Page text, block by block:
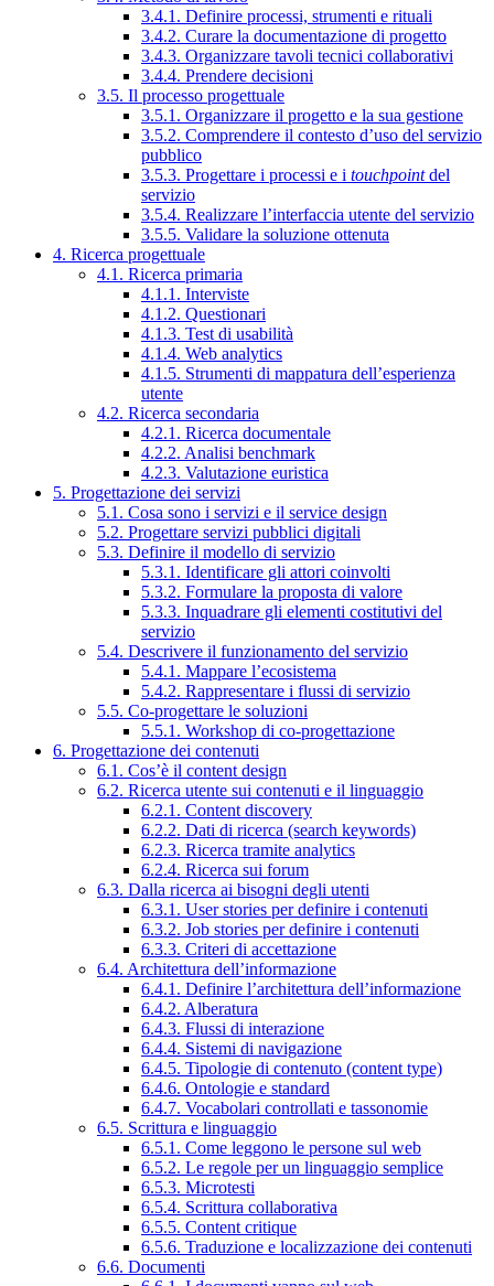
3.4.1. Definire processi, strumenti e rituali
3.4.2. Curare la documentazione di progetto
3.4.3. Organizzare tavoli tecnici collaborativi
3.4.4. Prendere decisioni
3.5. Il processo progettuale
3.5.1. Organizzare il progetto e la sua gestione
3.5.2. Comprendere il contesto d’uso del servizio
pubblico
3.5.3. Progettare i processi e i touchpointdel
servizio
3.5.4. Realizzare l’interfaccia utente del servizio
3.5.5. Validare la soluzione ottenuta
4. Ricerca progettuale
4.1. Ricerca primaria
4.1.1. Interviste
4.1.2. Questionari
4.1.3. Test di usabilità
4.1.4. Web analytics
4.1.5. Strumenti di mappatura dell’esperienza
utente
4.2. Ricerca secondaria
4.2.1. Ricerca documentale
4.2.2. Analisi benchmark
4.2.3. Valutazione euristica
5. Progettazione dei servizi
5.1. Cosa sono i servizi e il service design
5.2. Progettare servizi pubblici digitali
5.3. Definire il modello di servizio
5.3.1. Identificare gli attori coinvolti
5.3.2. Formulare la proposta di valore
5.3.3. Inquadrare gli elementi costitutivi del
servizio
5.4. Descrivere il funzionamento del servizio
5.4.1. Mappare l’ecosistema
5.4.2. Rappresentare i flussi di servizio
5.5. Co-progettare le soluzioni
5.5.1. Workshop di co-progettazione
6. Progettazione dei contenuti
6.1. Cos’è il content design
6.2. Ricerca utente sui contenuti e il linguaggio
6.2.1. Content discovery
6.2.2. Dati di ricerca (search keywords)
6.2.3. Ricerca tramite analytics
6.2.4. Ricerca sui forum
6.3. Dalla ricerca ai bisogni degli utenti
6.3.1. User stories per definire i contenuti
6.3.2. Job stories per definire i contenuti
6.3.3. Criteri di accettazione
6.4. Architettura dell’informazione
6.4.1. Definire l’architettura dell’informazione
6.4.2. Alberatura
6.4.3. Flussi di interazione
6.4.4. Sistemi di navigazione
6.4.5. Tipologie di contenuto (content type)
6.4.6. Ontologie e standard
6.4.7. Vocabolari controllati e tassonomie
6.5. Scrittura e linguaggio
6.5.1. Come leggono le persone sul web
6.5.2. Le regole per un linguaggio semplice
6.5.3. Microtesti
6.5.4. Scrittura collaborativa
6.5.5. Content critique
6.5.6. Traduzione e localizzazione dei contenuti
6.6. Documenti